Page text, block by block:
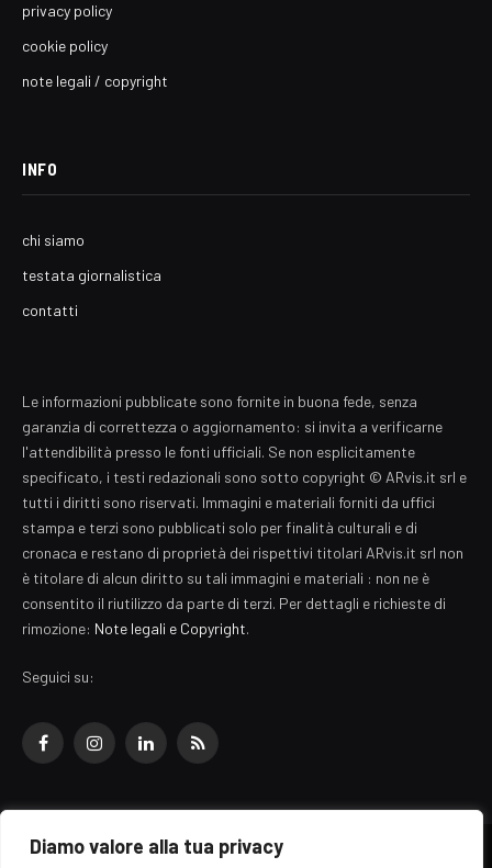
Diamo valore alla tua privacy
privacy policy
cookie policy
note legali / copyright
INFO
chi siamo
testata giornalistica
contatti
Le informazioni pubblicate sono fornite in buona fede, senza
garanzia di correttezza o aggiornamento: si invita a verificarne
l'attendibilità presso le fonti ufficiali. Se non esplicitamente
specificato, i testi redazionali sono sotto copyright © ARvis.it srl e
tutti i diritti sono riservati. Immagini e materiali forniti da uffici
stampa e terzi sono pubblicati solo per finalità culturali e di
cronaca e restano di proprietà dei rispettivi titolari ARvis.it srl non
è titolare di alcun diritto su tali immagini e materiali : non ne è
consentito il riutilizzo da parte di terzi. Per dettagli e richieste di
rimozione: Note legali e Copyright.
Seguici su:
FacebookInstagramLinkedInRSS